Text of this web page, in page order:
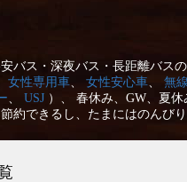
バス・深夜バス・長距離バス
女性専用車、 女性安心車、 無
、 USJ ）、 春休み、GW、夏
約できるし、たまにはのんび